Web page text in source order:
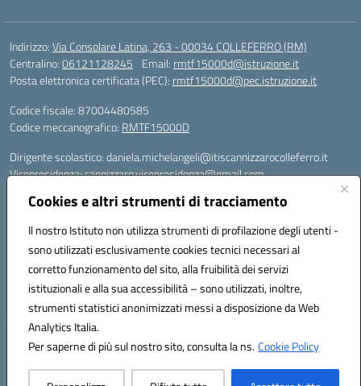
Cookies e altri strumenti di tracciamento
Il nostro Istituto non utilizza strumenti di profilazione degli utenti -
sono utilizzati esclusivamente cookies tecnici necessari al
corretto funzionamento del sito, alla fruibilità dei servizi
istituzionali e alla sua accessibilità – sono utilizzati, inoltre,
strumenti statistici anonimizzati messi a disposizione da Web
Analytics Italia.
Per saperne di più sul nostro sito, consulta la ns.Cookie Policy
Indirizzo:Via Consolare Latina, 263 - 00034 COLLEFERRO (RM)
Centralino:06121128245 Email: rmtf15000d@istruzione.it
Posta elettronica certificata (PEC): rmtf15000d@pec.istruzione.it
Codice fiscale: 87004480585
Codice meccanografico: RMTF15000D
Dirigente scolastico: daniela.michelangeli@itiscannizzarocolleferro.it
Vicepresidenza: cannizzaro.vicepresidenza@gmail.com
Supporto piattaforme DDI (creazione account e rigenerazione credenziali)
supporto_gsuite@itiscannizzarocolleferro.it
Microsoft Office 365 (Teams):
supporto_office365@cannizzaro.onmicrosoft.com
Hosting & Powered by 3D Solution S.r.l.
Concept & Design by Designers Italia